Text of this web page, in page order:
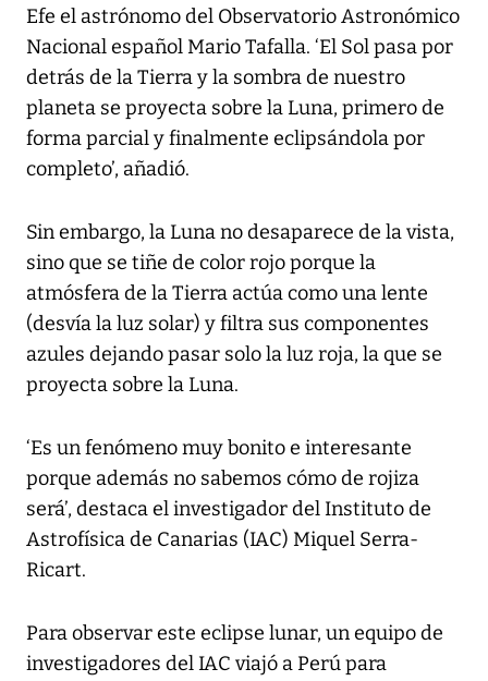
Efe el astrónomo del Observatorio Astronómico
Nacional español Mario Tafalla. ‘El Sol pasa por
detrás de la Tierra y la sombra de nuestro
planeta se proyecta sobre la Luna, primero de
forma parcial y finalmente eclipsándola por
completo’, añadió.
Sin embargo, la Luna no desaparece de la vista,
sino que se tiñe de color rojo porque la
atmósfera de la Tierra actúa como una lente
(desvía la luz solar) y filtra sus componentes
azules dejando pasar solo la luz roja, la que se
proyecta sobre la Luna.
‘Es un fenómeno muy bonito e interesante
porque además no sabemos cómo de rojiza
será’, destaca el investigador del Instituto de
Astrofísica de Canarias (IAC) Miquel Serra-
Ricart.
Para observar este eclipse lunar, un equipo de
investigadores del IAC viajó a Perú para